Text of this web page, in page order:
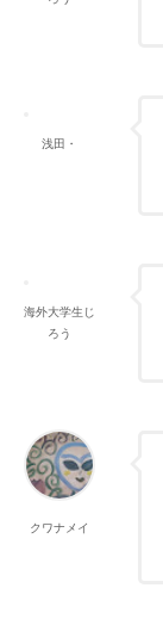
浅田・
海外大学生じ
ろう
クワナメイ